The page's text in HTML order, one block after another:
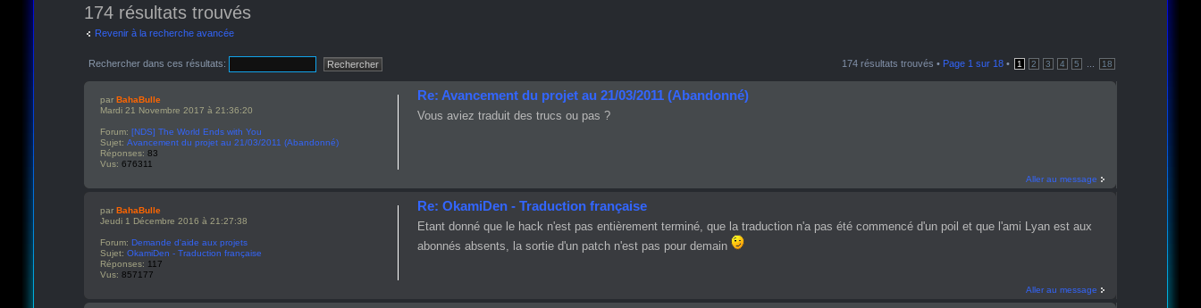
174 résultats trouvés
Revenir à la recherche avancée
Rechercher dans ces résultats: 174 résultats trouvés • Page 1 sur 18 • 1 2 3 4 5 18
Re: Avancement du projet au 21/03/2011 (Abandonné)
Vous aviez traduit des trucs ou pas ?
par BahaBulle
Mardi 21 Novembre 2017 à 21:36:20
Forum: [NDS] The World Ends with You
Sujet: Avancement du projet au 21/03/2011 (Abandonné)
Réponses: 83
Vus: 676311
Aller au message
Re: OkamiDen - Traduction française
Etant donné que le hack n'est pas entièrement terminé, que la traduction n'a pas été commencé d'un poil et que l'ami Lyan est aux
abonnés absents, la sortie d'un patch n'est pas pour demain
par BahaBulle
Jeudi 1 Décembre 2016 à 21:27:38
Forum: Demande d'aide aux projets
Sujet: OkamiDen - Traduction française
Réponses: 117
Vus: 857177
Aller au message